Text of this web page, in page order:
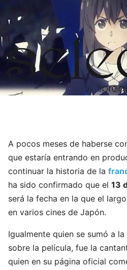
A pocos meses de haberse
que estaría entrando en
continuar la historia de la
ha sido confirmado que el 13
será la fecha en la que el
en varios cines de Japón.
Igualmente quien se sumó a
sobre la película, fue la
quien en su página oficial